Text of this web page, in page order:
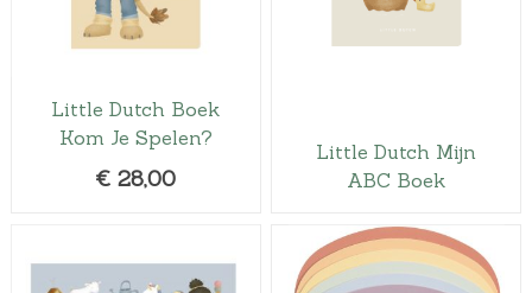
Little Dutch Boek
Kom Je Spelen?
€ 28,00
Little Dutch Mijn
ABC Boek